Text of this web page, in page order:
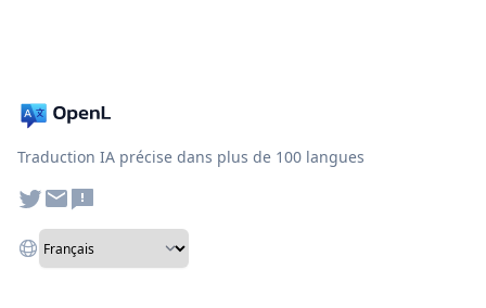
Traduction IA précise dans plus de 100 langues